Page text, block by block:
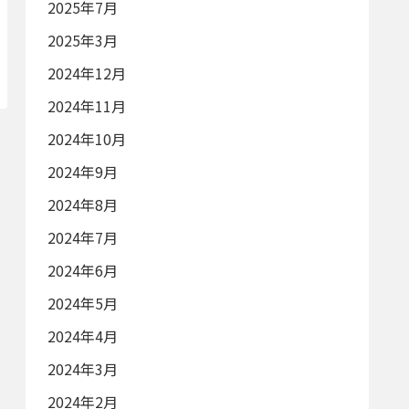
2025年7月
2025年3月
2024年12月
2024年11月
2024年10月
2024年9月
2024年8月
2024年7月
2024年6月
2024年5月
2024年4月
2024年3月
2024年2月